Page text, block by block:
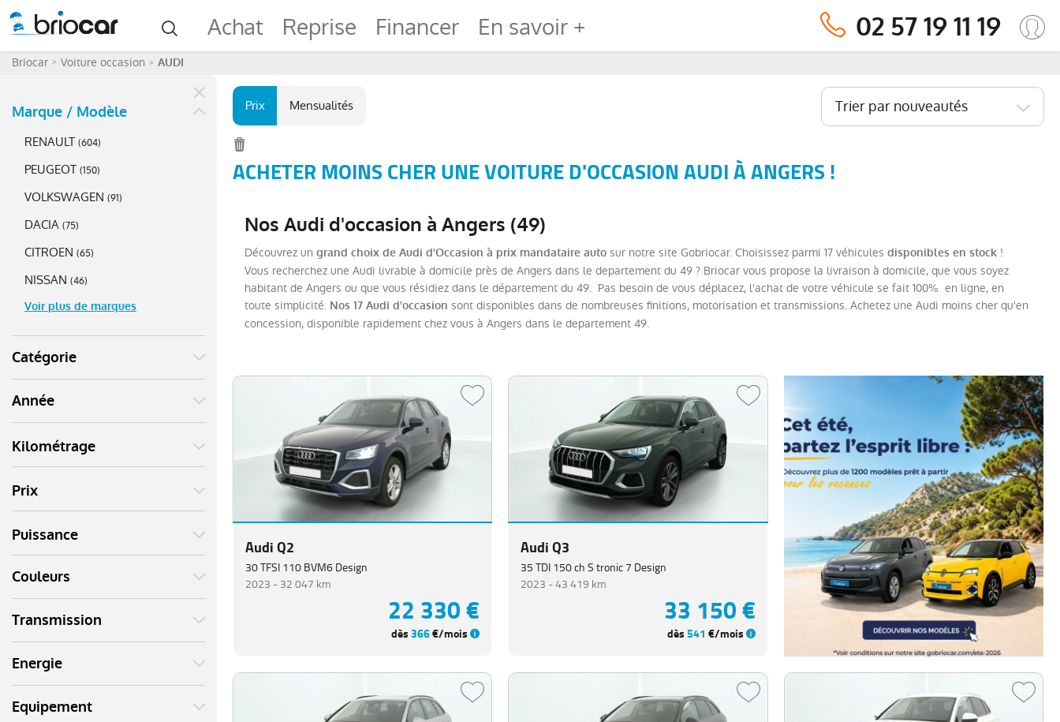
Achat Reprise Financer En savoir + 02 57 19 11 19
Briocar Voiture occasion AUDI
Marque / Modèle
RENAULT (604)
PEUGEOT (150)
VOLKSWAGEN (91)
DACIA (75)
CITROEN (65)
NISSAN (46)
Voir plus de marques
Catégorie
Année
Kilométrage
Prix
Puissance
Couleurs
Transmission
Energie
Equipement
Prix Mensualités Trier par nouveautés
ACHETER MOINS CHER UNE VOITURE D'OCCASION AUDI À ANGERS !
Nos Audi d'occasion à Angers (49)
Découvrez un grand choix de Audi d'Occasion à prix mandataire auto sur notre site Gobriocar. Choisissez parmi 17 véhicules disponibles en stock !
Vous recherchez une Audi livrable à domicile près de Angers dans le departement du 49 ? Briocar vous propose la livraison à domicile, que vous soyez
habitant de Angers ou que vous résidiez dans le département du 49. Pas besoin de vous déplacez, l'achat de votre véhicule se fait 100% en ligne, en
toute simplicité. Nos 17 Audi d'occasion sont disponibles dans de nombreuses finitions, motorisation et transmissions. Achetez une Audi moins cher qu'en
concession, disponible rapidement chez vous à Angers dans le departement 49.
Audi Q2
30 TFSI 110 BVM6 Design
2023 -32 047 km
22 330 €
dès366€/mois
Audi Q3
35 TDI 150 ch S tronic 7 Design
2023 -43 419 km
33 150 €
dès541 €/mois